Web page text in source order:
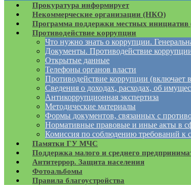
Прокуратура информирует
Некоммерческие организации (НКО)
Программа поддержки местных
Противодействие коррупции
Что нужно знать о коррупции.
Документы. Противодействие
Открытые данные
Телефоны органов власти
Противодействие коррупции (включает
Сведения о доходах, расходах, об
Антикоррупционная экспертиза
Методические материалы
Формы документов, связанных с
Нормативные правовые и иные акты в
Комиссия по соблюдению требований к
Памятки ГУ МЧС
Поддержка малого и среднего
Антитеррор. Защита населения
Фотоальбомы
Правила благоустройства